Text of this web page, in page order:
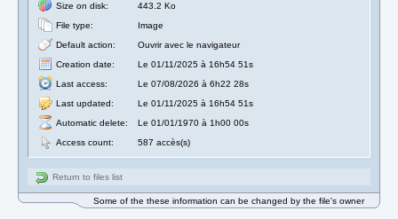
Size on disk:
443.2 Ko
File type:
Image
Default action:
Ouvrir avec le navigateur
Creation date:
Le 01/11/2025 à 16h54 51s
Last access:
Le 07/08/2026 à 6h22 28s
Last updated:
Le 01/11/2025 à 16h54 51s
Automatic delete:
Le 01/01/1970 à 1h00 00s
Access count:
587 accès(s)
Return to files list
Some of the these information can be changed by the file's owner